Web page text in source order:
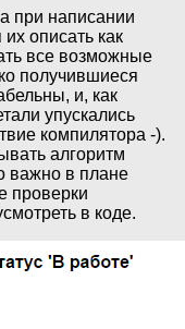
при написании
описать как
все возможные
получившиеся
и, как
упускались
компилятора -).
алгоритм
важно в плане
проверки
в коде.